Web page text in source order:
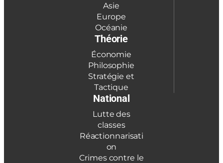
Asie
Europe
Océanie
Théorie
Économie
Philosophie
Stratégie et
Tactique
National
Lutte des
classes
Réactionnarisati
on
Crimes contre le